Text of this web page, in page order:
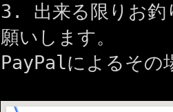
3. 出来る限りお釣
願いします。
PayPalによるその